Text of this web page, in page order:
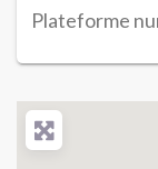
Plateforme